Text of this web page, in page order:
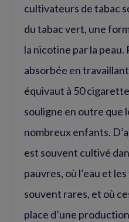
cultivateurs de tabac
du tabac vert, une
la nicotine par la peau.
absorbée en
équivaut à 50
souligne en outre que
nombreux enfants.
est souvent cultivé
pauvres, où l’eau et
souvent rares, et où
place d’une